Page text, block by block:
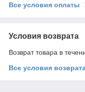
Все условия оплаты
Условия возврата
Возврат товара в
Все условия